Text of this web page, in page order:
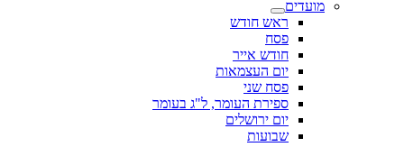
מועדים
ראש חודש
פסח
חודש אייר
יום העצמאות
פסח שני
ספירת העומר, ל"ג בעומר
יום ירושלים
שבועות